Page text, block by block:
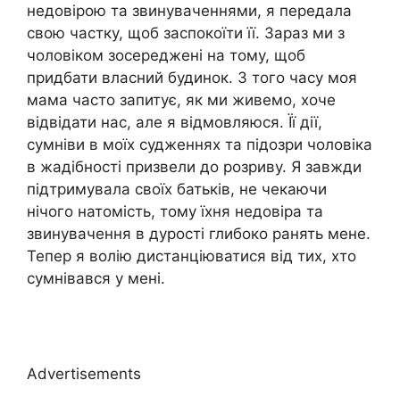
недовірою та звинуваченнями, я передала
свою частку, щоб заспокоїти її. Зараз ми з
чоловіком зосереджені на тому, щоб
придбати власний будинок. З того часу моя
мама часто запитує, як ми живемо, хоче
відвідати нас, але я відмовляюся. Її дії,
сумніви в моїх судженнях та підозри чоловіка
в жадібності призвели до розриву. Я завжди
підтримувала своїх батьків, не чекаючи
нічого натомість, тому їхня недовіра та
звинувачення в дурості глибоко ранять мене.
Тепер я волію дистанціюватися від тих, хто
сумнівався у мені.
Advertisements